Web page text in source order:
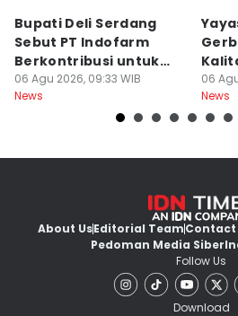
Bupati Deli Serdang
Sebut PT Indofarm
Berkontribusi untuk
Perekonomian
06 Agu 2026, 09:33 WIB
News
06
News
About UsEditorial TeamContact
Pedoman Media Siber
Follow Us
Download